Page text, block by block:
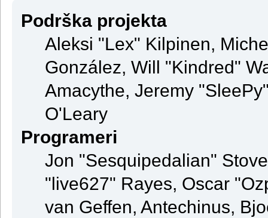
Podrška projekta
Aleksi "Lex" Kilpinen,
González, Will "Kindred"
Amacythe, Jeremy
O'Leary
Programeri
Jon "Sesquipedalian"
"live627" Rayes, Oscar
van Geffen, Antechinus,